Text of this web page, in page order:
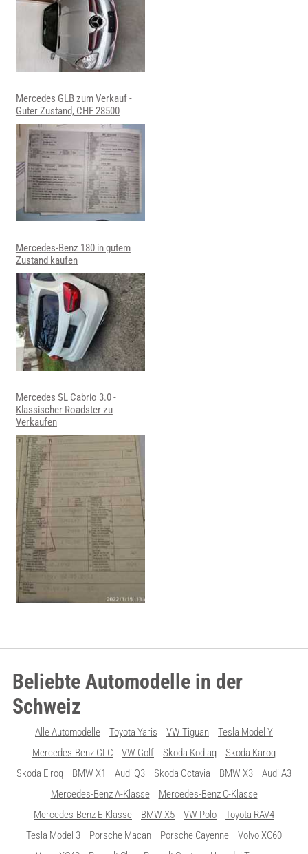
Mercedes GLB zum Verkauf -
Guter Zustand, CHF 28500
Mercedes-Benz 180 in gutem
Zustand kaufen
Mercedes SL Cabrio 3.0 -
Klassischer Roadster zu
Verkaufen
Beliebte Automodelle in der
Schweiz
Alle Automodelle Toyota Yaris VW Tiguan
Tesla Model Y
Mercedes-Benz GLC
VW Golf Skoda Kodiaq
Skoda Karoq
Skoda Elroq
BMW X1 Audi Q3 Skoda Octavia BMW X3
Audi A3
Mercedes-Benz A-Klasse
Mercedes-Benz C-Klasse
Mercedes-Benz E-Klasse
BMW X5 VW Polo
Toyota RAV4
Tesla Model 3
Porsche Macan Porsche Cayenne
Volvo XC60